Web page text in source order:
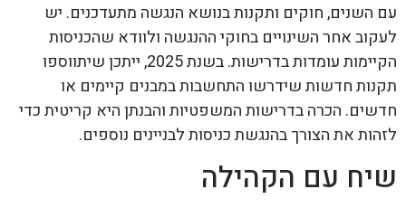
עם השנים, חוקים ותקנות בנושא הנגשה מתעדכנים. יש
לעקוב אחר השינויים בחוקי ההנגשה ולוודא שהכניסות
הקיימות עומדות בדרישות. בשנת 2025, ייתכן שיתווספו
תקנות חדשות שידרשו התחשבות במבנים קיימים או
חדשים. הכרה בדרישות המשפטיות והבנתן היא קריטית כדי
לזהות את הצורך בהנגשת כניסות לבניינים נוספים.
שיח עם הקהילה